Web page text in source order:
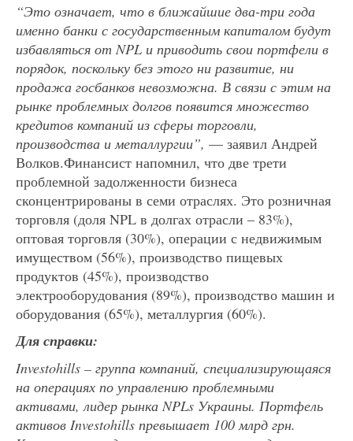
“Это означает, что в ближайшие два-три года
именно банки с государственным капиталом будут
избавляться от NPL и приводить свои портфели в
порядок, поскольку без этого ни развитие, ни
продажа госбанков невозможна. В связи с этим на
рынке проблемных долгов появится множество
кредитов компаний из сферы торговли,
производства и металлургии”, — заявил Андрей
Волков.Финансист напомнил, что две трети
проблемной задолженности бизнеса
сконцентрированы в семи отраслях. Это розничная
торговля (доля NPL в долгах отрасли – 83%),
оптовая торговля (30%), операции с недвижимым
имуществом (56%), производство пищевых
продуктов (45%), производство
электрооборудования (89%), производство машин и
оборудования (65%), металлургия (60%).
Для справки:
Investohills – группа компаний, специализирующаяся
на операциях по управлению проблемными
активами, лидер рынка NPLs Украины. Портфель
активов Investohills превышает 100 млрд грн.